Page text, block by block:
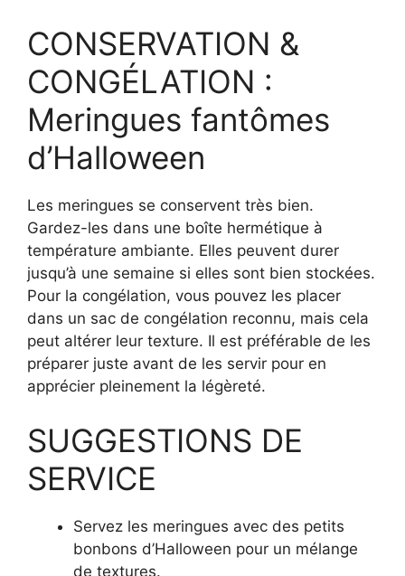
CONSERVATION &
CONGÉLATION :
Meringues fantômes
d’Halloween
Les meringues se conservent très bien.
Gardez-les dans une boîte hermétique à
température ambiante. Elles peuvent durer
jusqu’à une semaine si elles sont bien stockées.
Pour la congélation, vous pouvez les placer
dans un sac de congélation reconnu, mais cela
peut altérer leur texture. Il est préférable de les
préparer juste avant de les servir pour en
apprécier pleinement la légèreté.
SUGGESTIONS DE
SERVICE
Servez les meringues avec des petits
bonbons d’Halloween pour un mélange
de textures.